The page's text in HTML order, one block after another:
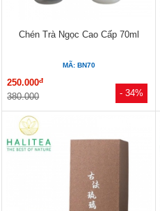
- 34%
Chén Trà Ngọc Cao Cấp 70ml
MÃ: BN70
250.000đ
380.000